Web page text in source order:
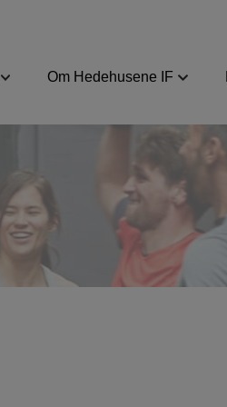
Om Hedehusene IF